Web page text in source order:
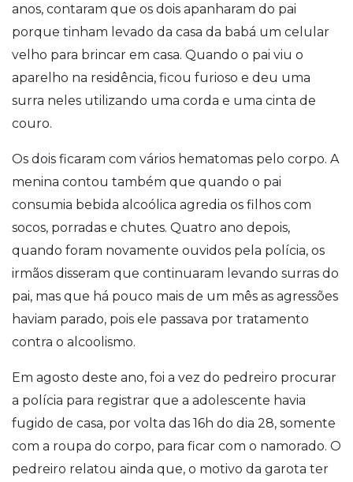
anos, contaram que os dois apanharam do pai
porque tinham levado da casa da babá um celular
velho para brincar em casa. Quando o pai viu o
aparelho na residência, ficou furioso e deu uma
surra neles utilizando uma corda e uma cinta de
couro.
Os dois ficaram com vários hematomas pelo corpo. A
menina contou também que quando o pai
consumia bebida alcoólica agredia os filhos com
socos, porradas e chutes. Quatro ano depois,
quando foram novamente ouvidos pela polícia, os
irmãos disseram que continuaram levando surras do
pai, mas que há pouco mais de um mês as agressões
haviam parado, pois ele passava por tratamento
contra o alcoolismo.
Em agosto deste ano, foi a vez do pedreiro procurar
a polícia para registrar que a adolescente havia
fugido de casa, por volta das 16h do dia 28, somente
com a roupa do corpo, para ficar com o namorado. O
pedreiro relatou ainda que, o motivo da garota ter